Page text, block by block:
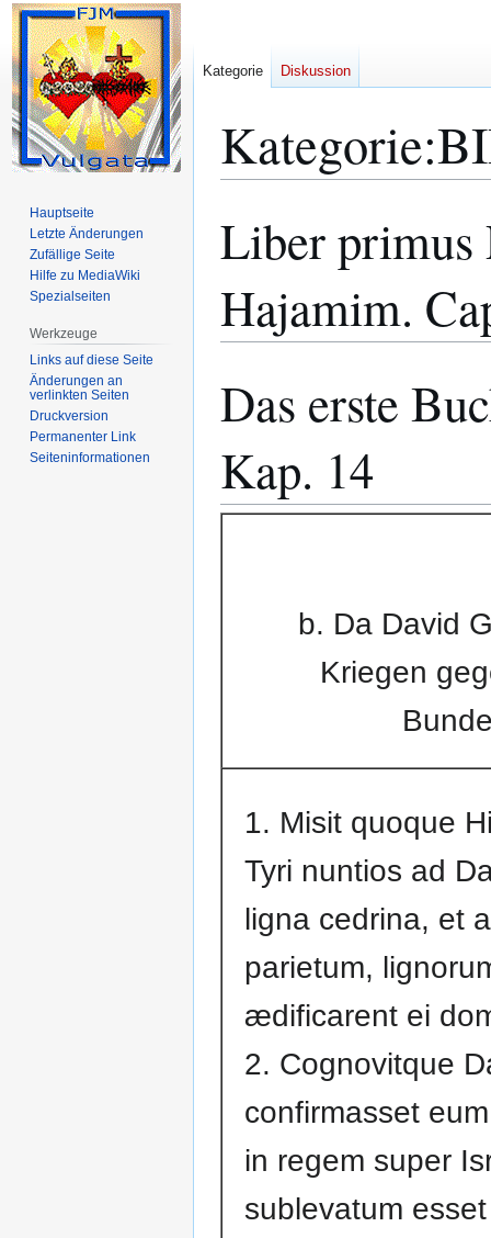
Kategorie:
Navigation
Suche
Liber primus
Hajamim.
Das erste
Kap. 14
b. Da David
Kriegen
1. Misit quoque
Tyri nuntios ad
ligna cedrina, et
parietum,
ædificarent ei
2. Cognovitque
confirmasset
in regem super
sublevatum
Kategorie Diskussion
Hauptseite
Letzte Änderungen
Zufällige Seite
Hilfe zu MediaWiki
Spezialseiten
Werkzeuge
Links auf diese Seite
Änderungen an
verlinkten Seiten
Druckversion
Permanenter Link
Seiten­­informationen